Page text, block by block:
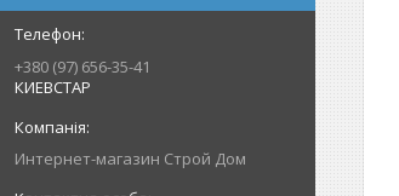
+380 (97) 656-35-41
КИЕВСТАР
Интернет-магазин Строй Дом